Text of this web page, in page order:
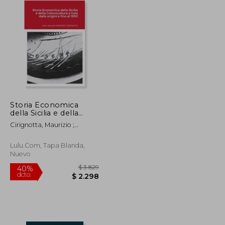
$ 7.240
Storia Economica
della Sicilia e della
Cotonicoltura a Gela
dalle origini e fino al
Cirignotta, Maurizio ;
Lulu.com, Tapa Blanda,
Nuevo